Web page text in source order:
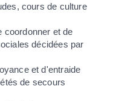
cours de culture
coordonner et de
décidées par
et d'entraide
de secours